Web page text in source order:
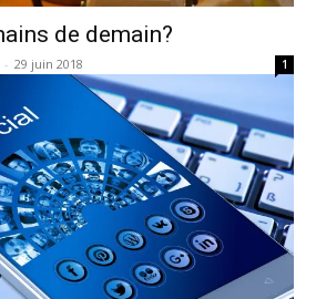
de demain?
- 29 juin 2018 1